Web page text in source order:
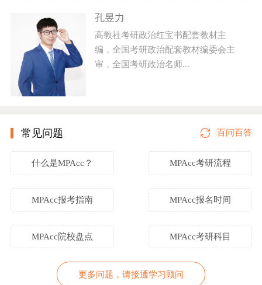
孔昱力
高教社考研政治红宝书配套教材主
编，全国考研政治配套教材编委会主
审，全国考研政治名师...
常见问题 百问百答
什么是MPAcc？ MPAcc考研流程
MPAcc报考指南 MPAcc报名时间
MPAcc院校盘点 MPAcc考研科目
更多问题，请接通学习顾问